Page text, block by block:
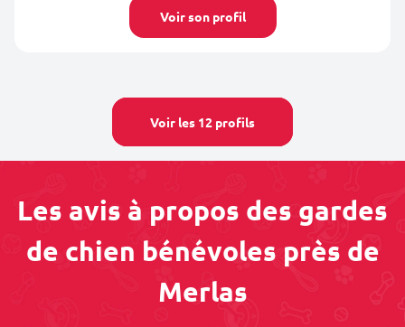
Voir son profil
Voir les 12 profils
Les avis à propos des gardes
de chien bénévoles près de
Merlas